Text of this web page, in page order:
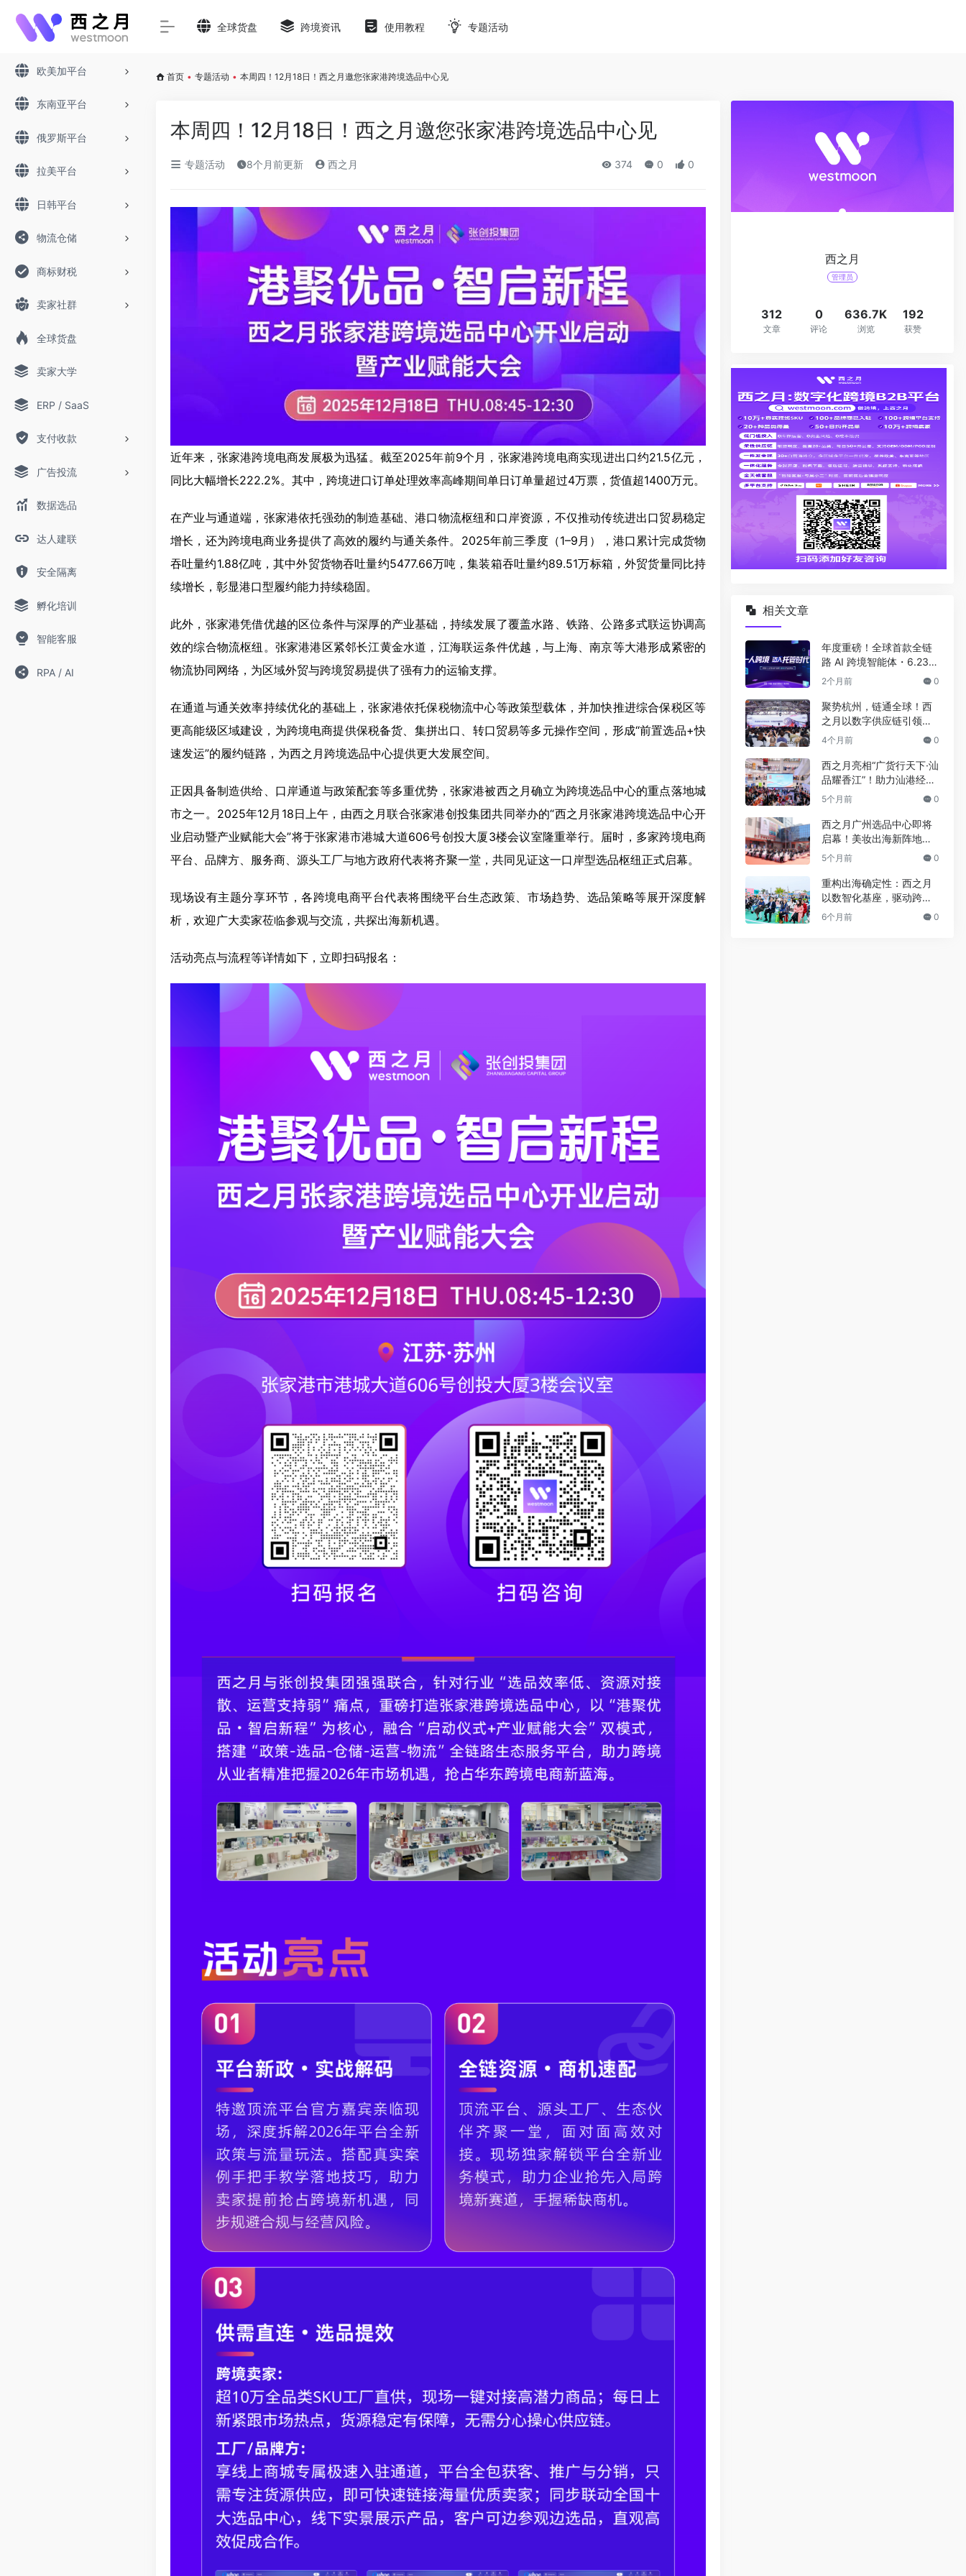
欧美加平台
东南亚平台
俄罗斯平台
拉美平台
日韩平台
物流仓储
商标财税
卖家社群
全球货盘
卖家大学
ERP / SaaS
支付收款
广告投流
数据选品
达人建联
安全隔离
孵化培训
智能客服
RPA / AI
全球货盘 跨境资讯 使用教程 专题活动
首页 • 专题活动 • 本周四！12月18日！西之月邀您张家港跨境选品中心见
本周四！12月18日！西之月邀您张家港跨境选品中心见
专题活动 8个月前更新 西之月 374 0 0
近年来，张家港跨境电商发展极为迅猛。截至2025年前9个月，张家港跨境电商实现进出口约21.5亿元，
同比大幅增长222.2%。其中，跨境进口订单处理效率高峰期间单日订单量超过4万票，货值超1400万元。
在产业与通道端，张家港依托强劲的制造基础、港口物流枢纽和口岸资源，不仅推动传统进出口贸易稳定
增长，还为跨境电商业务提供了高效的履约与通关条件。2025年前三季度（1–9月），港口累计完成货物
吞吐量约1.88亿吨，其中外贸货物吞吐量约5477.66万吨，集装箱吞吐量约89.51万标箱，外贸货量同比持
续增长，彰显港口型履约能力持续稳固。
此外，张家港凭借优越的区位条件与深厚的产业基础，持续发展了覆盖水路、铁路、公路多式联运协调高
效的综合物流枢纽。张家港港区紧邻长江黄金水道，江海联运条件优越，与上海、南京等大港形成紧密的
物流协同网络，为区域外贸与跨境贸易提供了强有力的运输支撑。
在通道与通关效率持续优化的基础上，张家港依托保税物流中心等政策型载体，并加快推进综合保税区等
更高能级区域建设，为跨境电商提供保税备货、集拼出口、转口贸易等多元操作空间，形成“前置选品+快
速发运”的履约链路，为西之月跨境选品中心提供更大发展空间。
正因具备制造供给、口岸通道与政策配套等多重优势，张家港被西之月确立为跨境选品中心的重点落地城
市之一。2025年12月18日上午，由西之月联合张家港创投集团共同举办的“西之月张家港跨境选品中心开
业启动暨产业赋能大会”将于张家港市港城大道606号创投大厦3楼会议室隆重举行。届时，多家跨境电商
平台、品牌方、服务商、源头工厂与地方政府代表将齐聚一堂，共同见证这一口岸型选品枢纽正式启幕。
现场设有主题分享环节，各跨境电商平台代表将围绕平台生态政策、市场趋势、选品策略等展开深度解
析，欢迎广大卖家莅临参观与交流，共探出海新机遇。
活动亮点与流程等详情如下，立即扫码报名：
西之月
管理员
312
文章
0
评论
636.7K
浏览
192
获赞
相关文章
年度重磅！全球首款全链
路 AI 跨境智能体・6.23
千人发布会定档
2个月前 0
聚势杭州，链通全球！西
之月以数字供应链引领出
海新格局
4个月前 0
西之月亮相“广货行天下·汕
品耀香江”！助力汕港经贸
交流
5个月前 0
西之月广州选品中心即将
启幕！美妆出海新阵地来
了
5个月前 0
重构出海确定性：西之月
以数智化基座，驱动跨境
卖家高效增长
6个月前 0